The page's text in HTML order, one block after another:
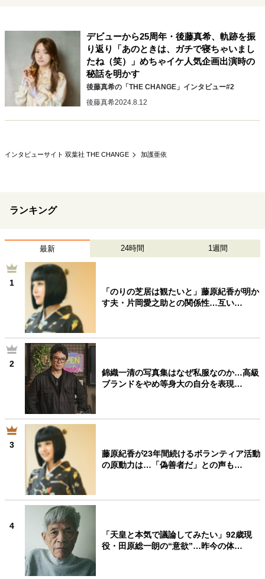
夢を掴む選択
経営・ビジネス
リーダーの流儀 変革の原動力
ライフスタイル・生き方
40代からの景色
パートナーとの歩み方
病が教えてくれたこと
移住という選択
熱狂できるもの
一生モノの愛用品
私を彩るエッセンス
70代のグランドデザイン
社会・カルチャー・マネー
地域とつながる/お金との付き合い方
デビューから25周年・後藤真希、軌跡を振
り返り「あのときは、ガチで寝ちゃいまし
たね（笑）」めちゃイケ人気企画出演時の
秘話を明かす
後藤真希の「THE CHANGE」インタビュー#2
後藤真希2024.8.12
インタビューサイト 双葉社 THE CHANGE 加護亜依
ランキング
最新 24時間 1週間
1
「のりの芝居は観たいと」藤原紀香が明か
す夫・片岡愛之助との関係性…互い…
2
錦織一清の写真集はなぜ私服なのか…高級
ブランドをやめ等身大の自分を表現…
3
藤原紀香が23年間続けるボランティア活動
の原動力は…「偽善者だ」との声も…
4
「天皇と本気で議論してみたい」92歳現
役・田原総一朗の“意欲”…昨今の体…